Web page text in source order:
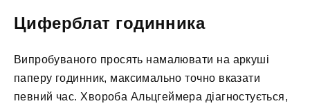
Циферблат годинника
Випробуваного просять намалювати на аркуші
паперу годинник, максимально точно вказати
певний час. Хвороба Альцгеймера діагностується,